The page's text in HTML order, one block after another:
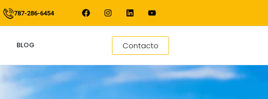
787-286-6454
BLOG Contacto